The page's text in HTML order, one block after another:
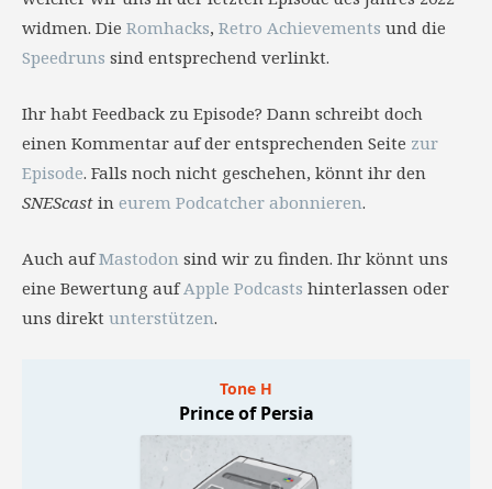
widmen. Die Romhacks, Retro Achievements und die
Speedruns sind entsprechend verlinkt.
Ihr habt Feedback zu Episode? Dann schreibt doch
einen Kommentar auf der entsprechenden Seite zur
Episode. Falls noch nicht geschehen, könnt ihr den
SNEScast in eurem Podcatcher abonnieren.
Auch aufMastodon sind wir zu finden. Ihr könnt uns
eine Bewertung aufApple Podcasts hinterlassen oder
uns direkt unterstützen.